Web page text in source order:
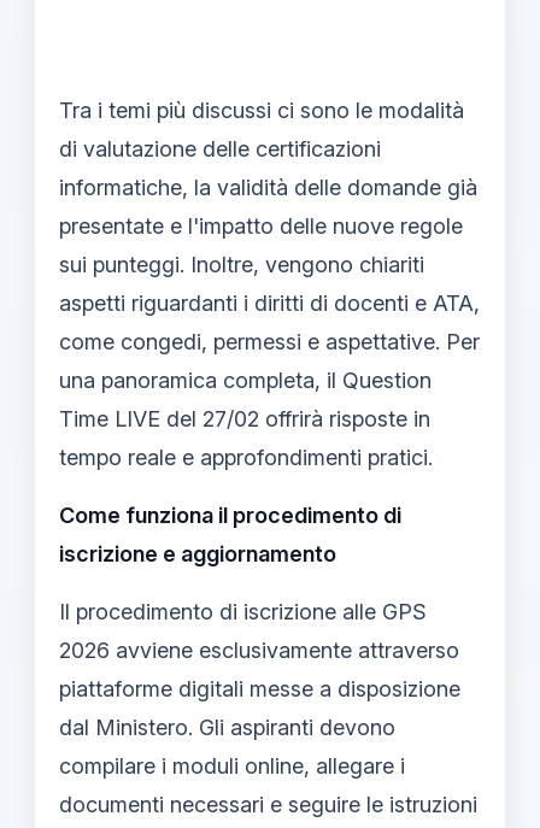
Tra i temi più discussi ci sono le modalità
di valutazione delle certificazioni
informatiche, la validità delle domande già
presentate e l'impatto delle nuove regole
sui punteggi. Inoltre, vengono chiariti
aspetti riguardanti i diritti di docenti e ATA,
come congedi, permessi e aspettative. Per
una panoramica completa, il Question
Time LIVE del 27/02 offrirà risposte in
tempo reale e approfondimenti pratici.
Come funziona il procedimento di
iscrizione e aggiornamento
Il procedimento di iscrizione alle GPS
2026 avviene esclusivamente attraverso
piattaforme digitali messe a disposizione
dal Ministero. Gli aspiranti devono
compilare i moduli online, allegare i
documenti necessari e seguire le istruzioni